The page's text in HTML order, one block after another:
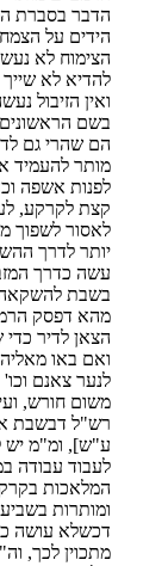
הדבר בסברת
הידים על
הצימוח לא
להדיא לא
ואין הזיבול
בשם
הם שהרי גם
מותר להעמיד
לפנות אשפה
קצת לקרקע,
לאסור לשפוך
יותר לדרך
עשה כדרך
בשבת להשקאה
מהא דפסק
הצאן לדיר
ואם באו
לנער צאנם
משום חורש,
רש"ל דבשבת
ע"ש], ומ"מ יש
לעבוד עבודה
המלאכות
ומותרות
דכשלא עושה
מתכוין לכך,